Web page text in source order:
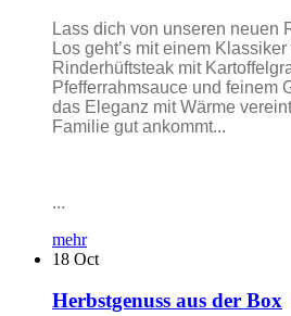
Lass dich von unseren neuen
Los geht’s mit einem
Rinderhüftsteak mit
Pfefferrahmsauce und feinem
das Eleganz mit Wärme
Familie gut ankommt...
...
mehr
18 Oct
Herbstgenuss aus der Box